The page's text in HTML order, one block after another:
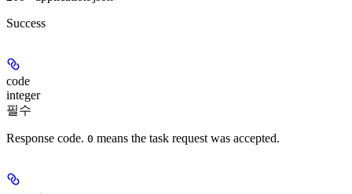
Success
code
integer
필수
Response code. 0 means the task request was accepted.